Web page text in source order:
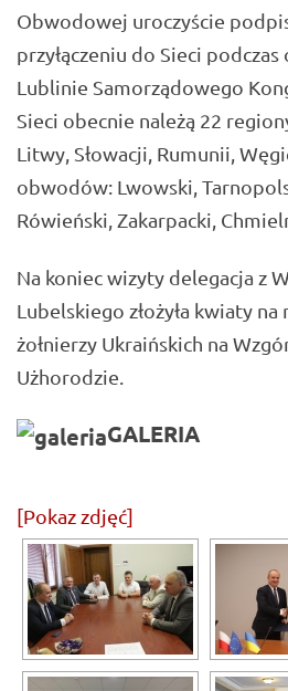
Obwodowej uroczyście
przyłączeniu do Sieci
Lublinie Samorządowego
Sieci obecnie należą 22
Litwy, Słowacji, Rumunii,
obwodów: Lwowski,
Rówieński, Zakarpacki,
Na koniec wizyty delegacja z
Lubelskiego złożyła kwiaty na
żołnierzy Ukraińskich na
Użhorodzie.
GALERIA
[Pokaz zdjęć]